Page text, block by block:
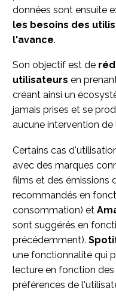
données sont ensuite
les besoins des
l'avance.
Son objectif est de
utilisateurs en
créant ainsi un
jamais prises et se
aucune intervention de
Certains cas
avec des marques
films et des émissions
recommandés en
consommation) et
sont suggérés en
précédemment).
une fonctionnalité qui
lecture en fonction
préférences de